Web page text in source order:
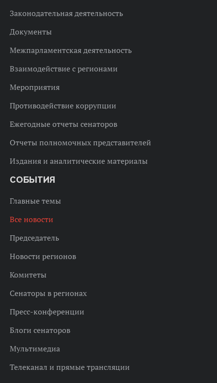
Законодательная деятельность
Документы
Межпарламентская деятельность
Взаимодействие с регионами
Мероприятия
Противодействие коррупции
Ежегодные отчеты сенаторов
Отчеты полномочных представителей
Издания и аналитические материалы
СОБЫТИЯ
Главные темы
Все новости
Председатель
Новости регионов
Комитеты
Сенаторы в регионах
Пресс-конференции
Блоги сенаторов
Мультимедиа
Телеканал и прямые трансляции